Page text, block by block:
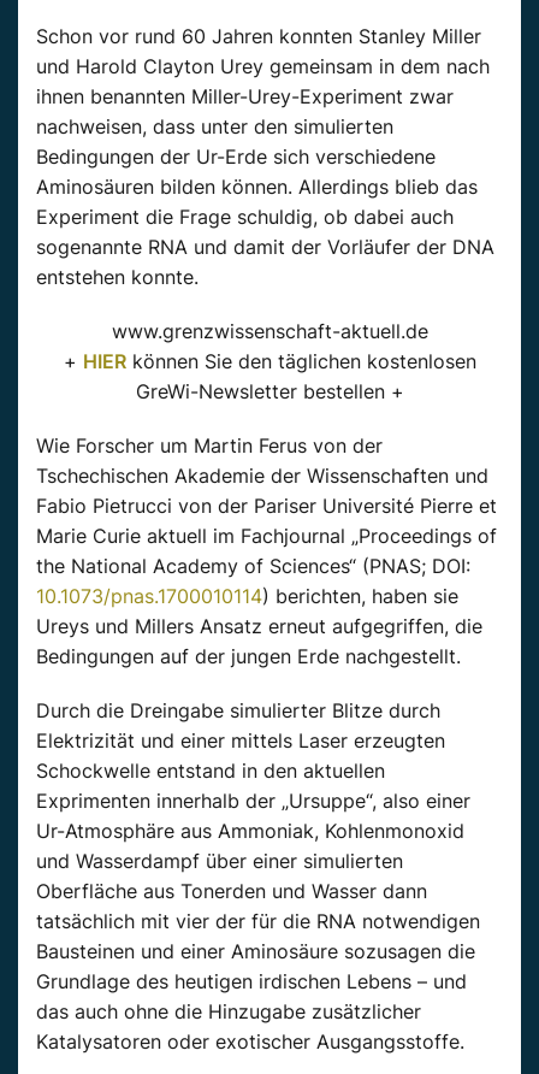
Schon vor rund 60 Jahren konnten Stanley Miller
und Harold Clayton Urey gemeinsam in dem nach
ihnen benannten Miller-Urey-Experiment zwar
nachweisen, dass unter den simulierten
Bedingungen der Ur-Erde sich verschiedene
Aminosäuren bilden können. Allerdings blieb das
Experiment die Frage schuldig, ob dabei auch
sogenannte RNA und damit der Vorläufer der DNA
entstehen konnte.
www.grenzwissenschaft-aktuell.de
+ HIERkönnen Sie den täglichen kostenlosen
GreWi-Newsletter bestellen +
Wie Forscher um Martin Ferus von der
Tschechischen Akademie der Wissenschaften und
Fabio Pietrucci von der Pariser Université Pierre et
Marie Curie aktuell im Fachjournal „Proceedings of
the National Academy of Sciences“ (PNAS; DOI:
10.1073/pnas.1700010114) berichten, haben sie
Ureys und Millers Ansatz erneut aufgegriffen, die
Bedingungen auf der jungen Erde nachgestellt.
Durch die Dreingabe simulierter Blitze durch
Elektrizität und einer mittels Laser erzeugten
Schockwelle entstand in den aktuellen
Exprimenten innerhalb der „Ursuppe“, also einer
Ur-Atmosphäre aus Ammoniak, Kohlenmonoxid
und Wasserdampf über einer simulierten
Oberfläche aus Tonerden und Wasser dann
tatsächlich mit vier der für die RNA notwendigen
Bausteinen und einer Aminosäure sozusagen die
Grundlage des heutigen irdischen Lebens – und
das auch ohne die Hinzugabe zusätzlicher
Katalysatoren oder exotischer Ausgangsstoffe.